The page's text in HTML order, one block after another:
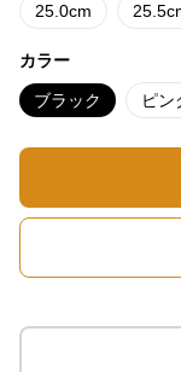
25.0cm
カラー
ブラック ピン